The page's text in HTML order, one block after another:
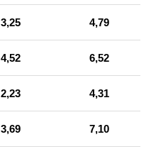
3,25 4,79
4,52 6,52
2,23 4,31
3,69 7,10